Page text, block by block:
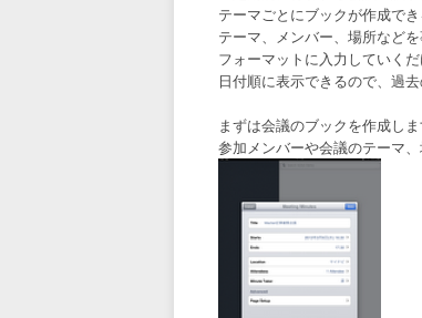
テーマごとにブックが作成で
テーマ、メンバー、場所など
フォーマットに入力していく
日付順に表示できるので、過
まずは会議のブックを作成しま
参加メンバーや会議のテーマ